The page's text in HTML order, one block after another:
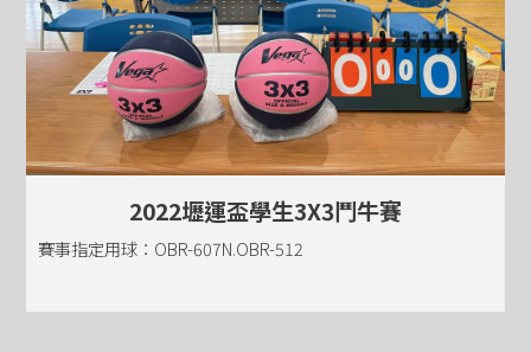
2022壢運盃學生3X3鬥牛賽
賽事指定用球：OBR-607N.OBR-512